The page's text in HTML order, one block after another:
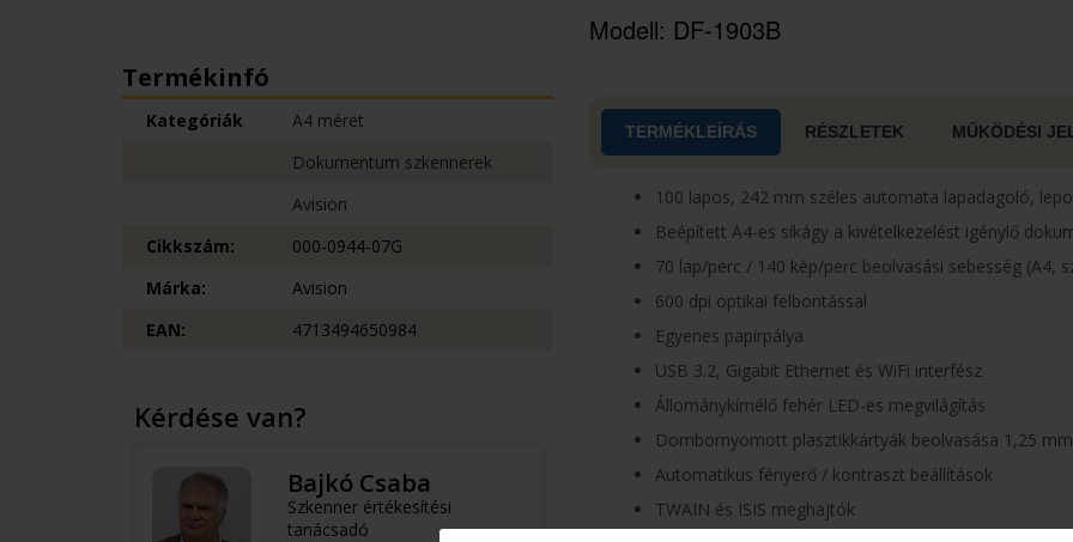
Modell: DF-1903B
TERMÉKLEÍRÁS RÉSZLETEK MŰKÖDÉSI
100 lapos, 242 mm széles automata lapadagoló,
Beépített A4-es síkágy a kivételkezelést igénylő
70 lap/perc / 140 kép/perc beolvasási sebesség (A4,
600 dpi optikai felbontással
Egyenes papírpálya
USB 3.2, Gigabit Ethernet és WiFi interfész
Állománykímélő fehér LED-es megvilágítás
Dombornyomott plasztikkártyák beolvasása 1,25
Automatikus fényerő / kontraszt beállítások
TWAIN és ISIS meghajtók
Termékinfó
Kategóriák
A4 méret
Dokumentum szkennerek
Avision
Cikkszám:
000-0944-07G
Márka:
Avision
EAN:
4713494650984
Kérdése van?
Bajkó Csaba
Szkenner értékesítési
tanácsadó